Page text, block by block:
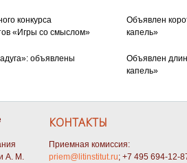
конкурса
«Игры со смыслом»
Объявлен
капель»
объявлены
Объявлен
капель»
А. М.
КОНТАКТЫ
Приемная комиссия:
priem@litinstitut.ru; +7 495 694-12-